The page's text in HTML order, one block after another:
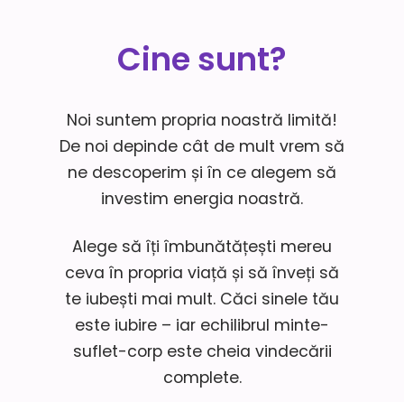
Cine sunt?
Noi suntem propria noastră limită!
De noi depinde cât de mult vrem să
ne descoperim și în ce alegem să
investim energia noastră.
Alege să îți îmbunătățești mereu
ceva în propria viață și să înveți să
te iubești mai mult. Căci sinele tău
este iubire – iar echilibrul minte-
suflet-corp este cheia vindecării
complete.